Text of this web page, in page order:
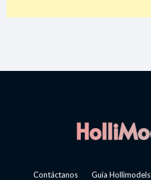
Contáctanos Guía Hollimodels